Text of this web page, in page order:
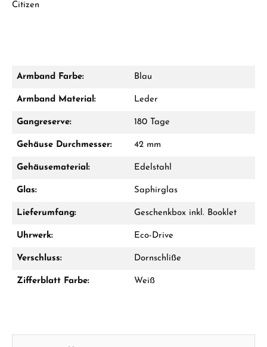
Ab 1.000 € Bestellwert erhalten Sie ein
Geschenk im Warenkorb.
Hersteller- & Produktsicherheit
Citizen
Armband Farbe: Blau
Armband Material: Leder
Gangreserve: 180 Tage
Gehäuse Durchmesser: 42 mm
Gehäusematerial: Edelstahl
Glas: Saphirglas
Lieferumfang: Geschenkbox inkl. Booklet
Uhrwerk: Eco-Drive
Verschluss: Dornschliße
Zifferblatt Farbe: Weiß